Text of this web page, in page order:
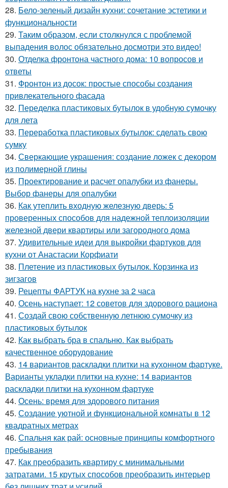
28. Бело-зеленый дизайн кухни: сочетание эстетики и
функциональности
29. Таким образом, если столкнулся с проблемой
выпадения волос обязательно досмотри это видео!
30. Отделка фронтона частного дома: 10 вопросов и
ответы
31. Фронтон из досок: простые способы создания
привлекательного фасада
32. Переделка пластиковых бутылок в удобную сумочку
для лета
33. Переработка пластиковых бутылок: сделать свою
сумку
34. Сверкающие украшения: создание ложек с декором
из полимерной глины
35. Проектирование и расчет опалубки из фанеры.
Выбор фанеры для опалубки
36. Как утеплить входную железную дверь: 5
проверенных способов для надежной теплоизоляции
железной двери квартиры или загородного дома
37. Удивительные идеи для выкройки фартуков для
кухни от Анастасии Корфиати
38. Плетение из пластиковых бутылок. Корзинка из
зигзагов
39. Рецепты ФАРТУК на кухне за 2 часа
40. Осень наступает: 12 советов для здорового рациона
41. Создай свою собственную летнюю сумочку из
пластиковых бутылок
42. Как выбрать бра в спальню. Как выбрать
качественное оборудование
43. 14 вариантов раскладки плитки на кухонном фартуке.
Варианты укладки плитки на кухне: 14 вариантов
раскладки плитки на кухонном фартуке
44. Осень: время для здорового питания
45. Создание уютной и функциональной комнаты в 12
квадратных метрах
46. Спальня как рай: основные принципы комфортного
пребывания
47. Как преобразить квартиру с минимальными
затратами. 15 крутых способов преобразить интерьер